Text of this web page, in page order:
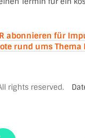
abonnieren für
rund ums Thema
rights reserved.